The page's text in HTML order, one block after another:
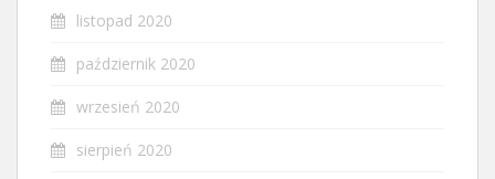
listopad 2020
październik 2020
wrzesień 2020
sierpień 2020